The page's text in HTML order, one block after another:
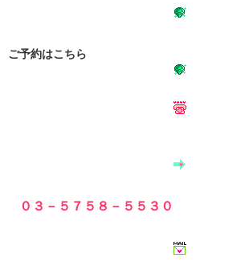
ご予約はこちら
０３－５７５８－５５３０